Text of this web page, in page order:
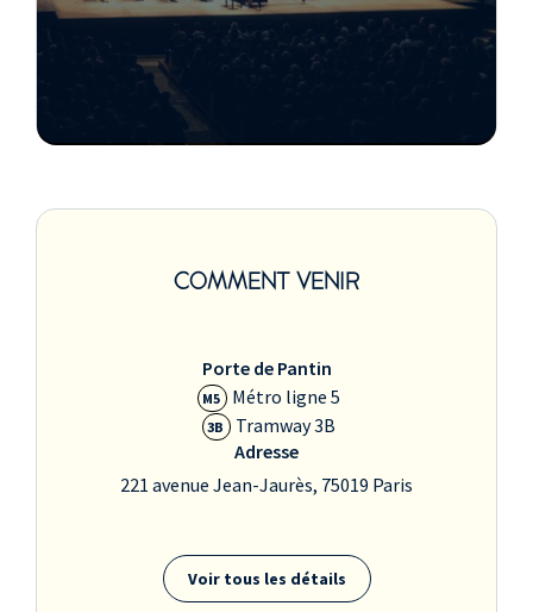
Bach
Nach dir, Herr, verlanget
mich, BWV 150
COMMENT VENIR
Porte de Pantin
M5 Métro ligne 5
3B
Tramway 3B
Adresse
221 avenue Jean-Jaurès, 75019 Paris
Voir tous les détails